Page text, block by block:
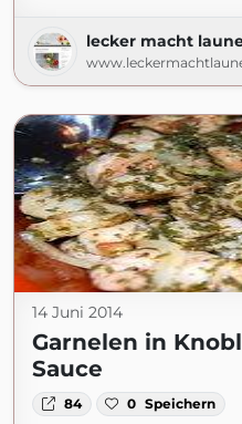
lecker macht
14 Juni 2014
Garnelen in
Sauce
84 0 Speichern